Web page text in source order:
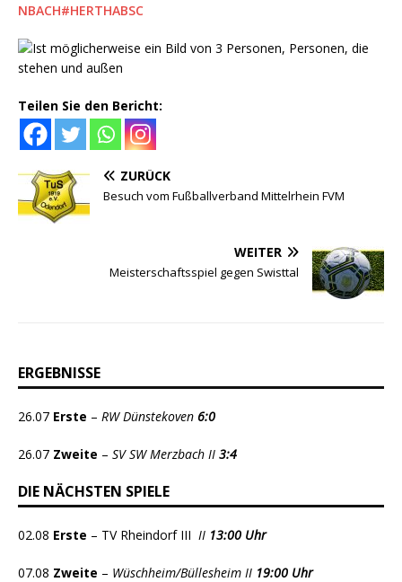
NBACH#HERTHABSC
Teilen Sie den Bericht:
ZURÜCK
Besuch vom Fußballverband Mittelrhein FVM
WEITER
Meisterschaftsspiel gegen Swisttal
ERGEBNISSE
26.07 Erste – RW Dünstekoven 6:0
26.07 Zweite – SV SW Merzbach II 3:4
DIE NÄCHSTEN SPIELE
02.08 Erste – TV Rheindorf III II 13:00 Uhr
07.08 Zweite – Wüschheim/Büllesheim II 19:00 Uhr